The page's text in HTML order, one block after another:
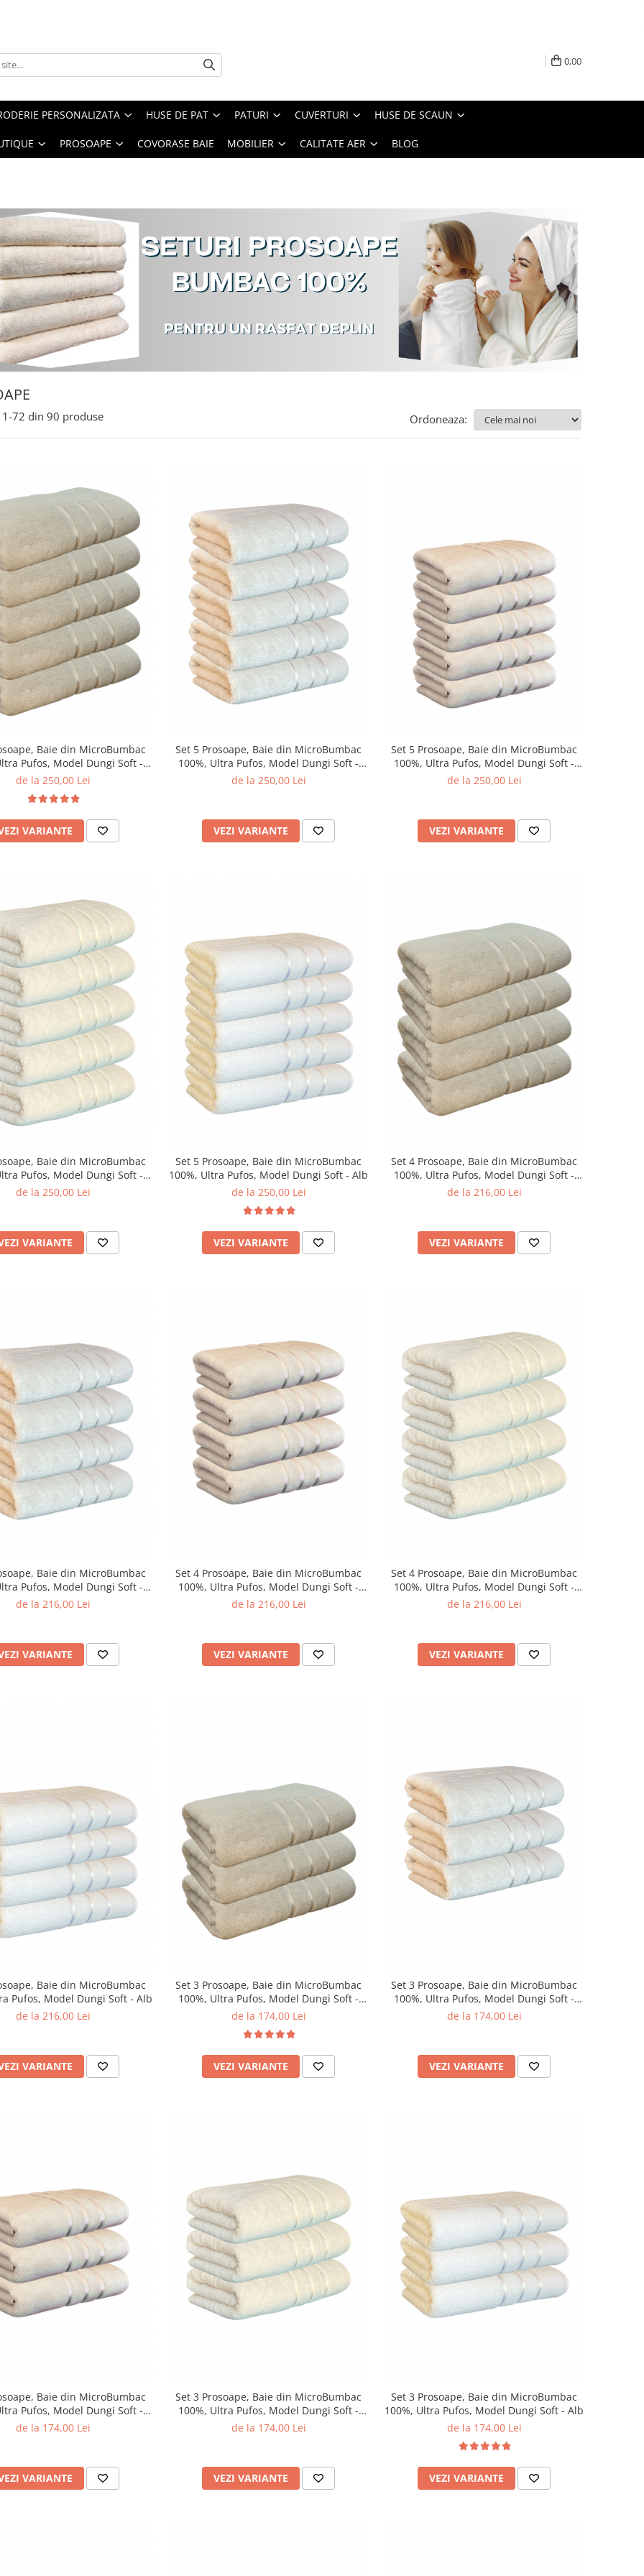
0,00
PERSONALIZATA HUSE DE PAT PATURI CUVERTURI HUSE DE SCAUN
PROSOAPE COVORASE BAIE MOBILIER CALITATE AER BLOG
1-72 din 90 produse Ordoneaza:
Baie din MicroBumbac
Pufos, Model Dungi Soft -
Light Brown
de la 250,00 Lei
VARIANTE
Set 5 Prosoape, Baie din MicroBumbac
100%, Ultra Pufos, Model Dungi Soft -
Light Blue
de la 250,00 Lei
VEZI VARIANTE
Set 5 Prosoape, Baie din MicroBumbac
100%, Ultra Pufos, Model Dungi Soft -
Light Liliac
de la 250,00 Lei
VEZI VARIANTE
Baie din MicroBumbac
Pufos, Model Dungi Soft -
Light Yellow
de la 250,00 Lei
VARIANTE
Set 5 Prosoape, Baie din MicroBumbac
100%, Ultra Pufos, Model Dungi Soft - Alb
de la 250,00 Lei
VEZI VARIANTE
Set 4 Prosoape, Baie din MicroBumbac
100%, Ultra Pufos, Model Dungi Soft -
Light Brown
de la 216,00 Lei
VEZI VARIANTE
Baie din MicroBumbac
Pufos, Model Dungi Soft -
Light Blue
de la 216,00 Lei
VARIANTE
Set 4 Prosoape, Baie din MicroBumbac
100%, Ultra Pufos, Model Dungi Soft -
Light Liliac
de la 216,00 Lei
VEZI VARIANTE
Set 4 Prosoape, Baie din MicroBumbac
100%, Ultra Pufos, Model Dungi Soft -
Light Yellow
de la 216,00 Lei
VEZI VARIANTE
Baie din MicroBumbac
Pufos, Model Dungi Soft - Alb
de la 216,00 Lei
VARIANTE
Set 3 Prosoape, Baie din MicroBumbac
100%, Ultra Pufos, Model Dungi Soft -
Light Brown
de la 174,00 Lei
VEZI VARIANTE
Set 3 Prosoape, Baie din MicroBumbac
100%, Ultra Pufos, Model Dungi Soft -
Light Blue
de la 174,00 Lei
VEZI VARIANTE
Baie din MicroBumbac
Pufos, Model Dungi Soft -
Light Liliac
de la 174,00 Lei
VARIANTE
Set 3 Prosoape, Baie din MicroBumbac
100%, Ultra Pufos, Model Dungi Soft -
Light Yellow
de la 174,00 Lei
VEZI VARIANTE
Set 3 Prosoape, Baie din MicroBumbac
100%, Ultra Pufos, Model Dungi Soft - Alb
de la 174,00 Lei
VEZI VARIANTE